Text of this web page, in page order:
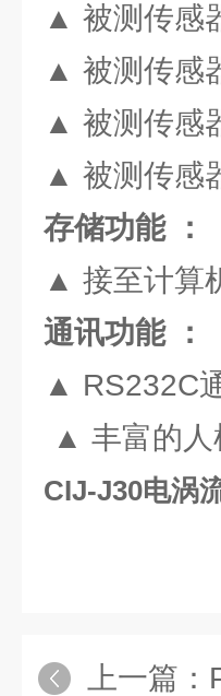
▲ 被测传感
▲ 被测传感
▲ 被测传感
▲ 被测传感
存储功能 ：
▲ 接至计算
通讯功能 ：
▲ RS232C
▲ 丰富的人
CIJ-J30电涡
上一篇：